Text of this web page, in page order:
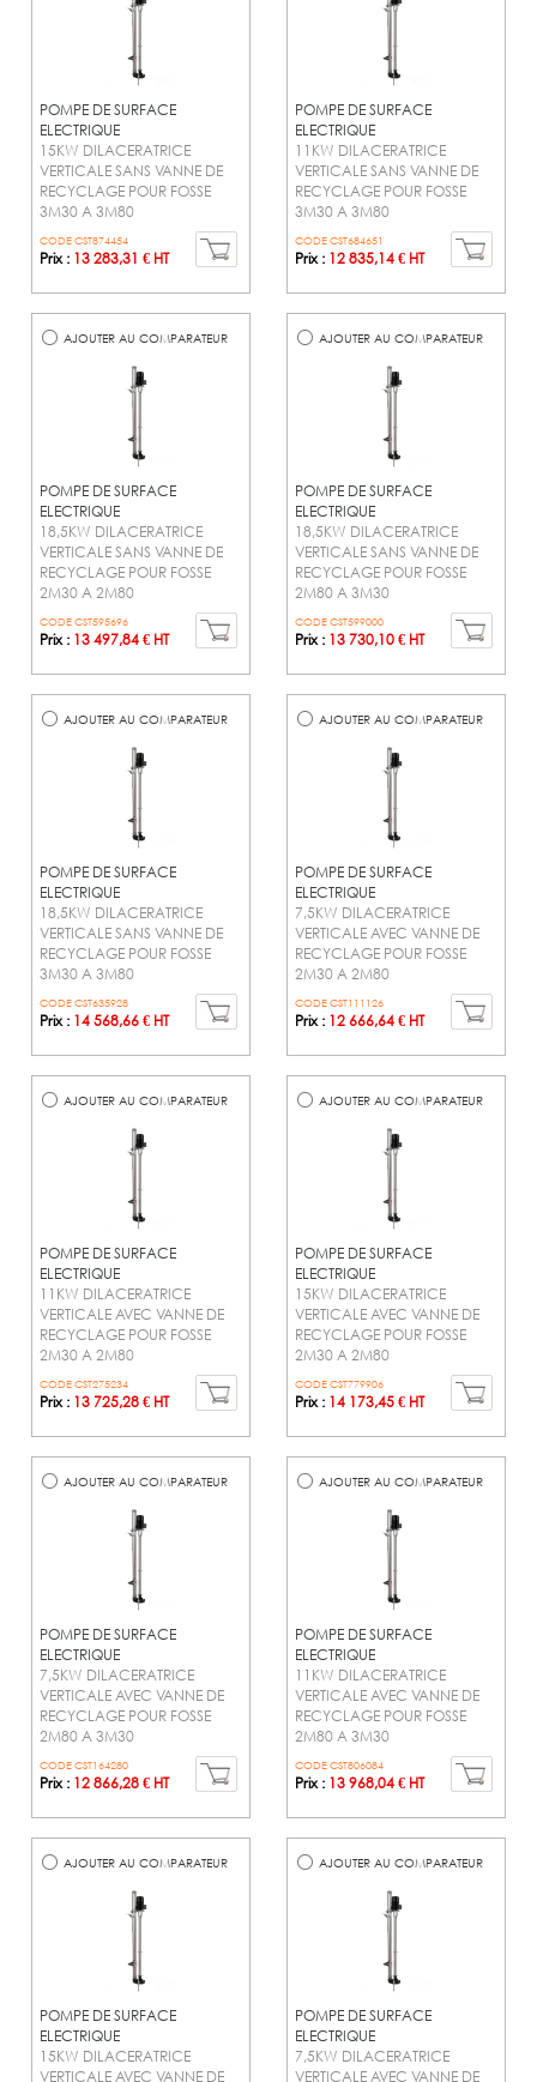
POMPE DE SURFACE
ELECTRIQUE
15KW DILACERATRICE
VERTICALE SANS VANNE DE
RECYCLAGE POUR FOSSE
3M30 A 3M80
CODE CST874454
Prix : 13 283,31 € HT
POMPE DE SURFACE
ELECTRIQUE
11KW DILACERATRICE
VERTICALE SANS VANNE DE
RECYCLAGE POUR FOSSE
3M30 A 3M80
CODE CST684651
Prix : 12 835,14 € HT
AJOUTER AU COMPARATEUR
POMPE DE SURFACE
ELECTRIQUE
18,5KW DILACERATRICE
VERTICALE SANS VANNE DE
RECYCLAGE POUR FOSSE
2M30 A 2M80
CODE CST595696
Prix : 13 497,84 € HT
AJOUTER AU COMPARATEUR
POMPE DE SURFACE
ELECTRIQUE
18,5KW DILACERATRICE
VERTICALE SANS VANNE DE
RECYCLAGE POUR FOSSE
2M80 A 3M30
CODE CST599000
Prix : 13 730,10 € HT
AJOUTER AU COMPARATEUR
POMPE DE SURFACE
ELECTRIQUE
18,5KW DILACERATRICE
VERTICALE SANS VANNE DE
RECYCLAGE POUR FOSSE
3M30 A 3M80
CODE CST635928
Prix : 14 568,66 € HT
AJOUTER AU COMPARATEUR
POMPE DE SURFACE
ELECTRIQUE
7,5KW DILACERATRICE
VERTICALE AVEC VANNE DE
RECYCLAGE POUR FOSSE
2M30 A 2M80
CODE CST111126
Prix : 12 666,64 € HT
AJOUTER AU COMPARATEUR
POMPE DE SURFACE
ELECTRIQUE
11KW DILACERATRICE
VERTICALE AVEC VANNE DE
RECYCLAGE POUR FOSSE
2M30 A 2M80
CODE CST275234
Prix : 13 725,28 € HT
AJOUTER AU COMPARATEUR
POMPE DE SURFACE
ELECTRIQUE
15KW DILACERATRICE
VERTICALE AVEC VANNE DE
RECYCLAGE POUR FOSSE
2M30 A 2M80
CODE CST779906
Prix : 14 173,45 € HT
AJOUTER AU COMPARATEUR
POMPE DE SURFACE
ELECTRIQUE
7,5KW DILACERATRICE
VERTICALE AVEC VANNE DE
RECYCLAGE POUR FOSSE
2M80 A 3M30
CODE CST164280
Prix : 12 866,28 € HT
AJOUTER AU COMPARATEUR
POMPE DE SURFACE
ELECTRIQUE
11KW DILACERATRICE
VERTICALE AVEC VANNE DE
RECYCLAGE POUR FOSSE
2M80 A 3M30
CODE CST806084
Prix : 13 968,04 € HT
AJOUTER AU COMPARATEUR
POMPE DE SURFACE
ELECTRIQUE
15KW DILACERATRICE
VERTICALE AVEC VANNE DE
AJOUTER AU COMPARATEUR
POMPE DE SURFACE
ELECTRIQUE
7,5KW DILACERATRICE
VERTICALE AVEC VANNE DE